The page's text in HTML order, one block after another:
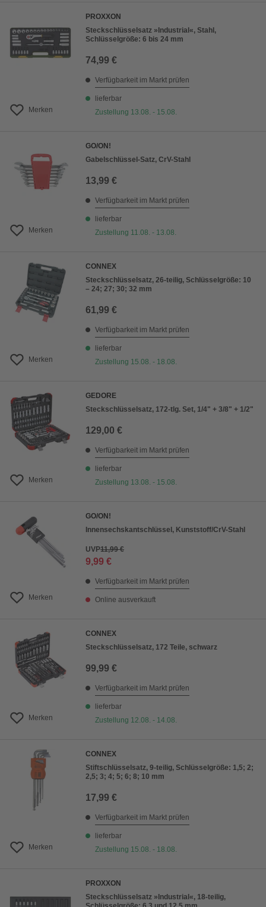
Merken
PROXXON
Steckschlüsselsatz »Industrial«, Stahl,
Schlüsselgröße: 6 bis 24 mm
74,99 €
Verfügbarkeit im Markt prüfen
lieferbar
Zustellung 13.08. - 15.08.
Merken
GO/ON!
Gabelschlüssel-Satz, CrV-Stahl
13,99 €
Verfügbarkeit im Markt prüfen
lieferbar
Zustellung 11.08. - 13.08.
Merken
CONNEX
Steckschlüsselsatz, 26-teilig, Schlüsselgröße: 10
– 24; 27; 30; 32 mm
61,99 €
Verfügbarkeit im Markt prüfen
lieferbar
Zustellung 15.08. - 18.08.
Merken
GEDORE
Steckschlüsselsatz, 172-tlg. Set, 1/4" + 3/8" + 1/2"
129,00 €
Verfügbarkeit im Markt prüfen
lieferbar
Zustellung 13.08. - 15.08.
Merken
GO/ON!
Innensechskantschlüssel, Kunststoff/CrV-Stahl
UVP11,99 €
9,99 €
Verfügbarkeit im Markt prüfen
Online ausverkauft
Merken
CONNEX
Steckschlüsselsatz, 172 Teile, schwarz
99,99 €
Verfügbarkeit im Markt prüfen
lieferbar
Zustellung 12.08. - 14.08.
Merken
CONNEX
Stiftschlüsselsatz, 9-teilig, Schlüsselgröße: 1,5; 2;
2,5; 3; 4; 5; 6; 8; 10 mm
17,99 €
Verfügbarkeit im Markt prüfen
lieferbar
Zustellung 15.08. - 18.08.
PROXXON
Steckschlüsselsatz »Industrial«, 18-teilig,